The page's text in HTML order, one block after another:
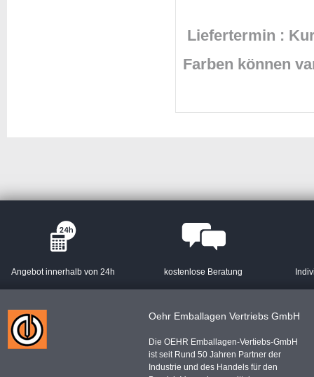
Liefertermin :
Farben können
Angebot innerhalb von 24h kostenlose Beratung
Oehr Emballagen Vertriebs GmbH
Die OEHR Emballagen-Vertiebs-GmbH
ist seit Rund 50 Jahren Partner der
Industrie und des Handels für den